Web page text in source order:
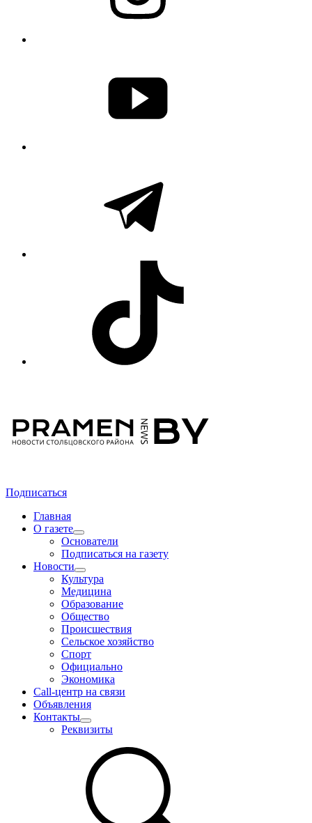
Подписаться
Главная
О газете
Основатели
Подписаться на газету
Новости
Культура
Медицина
Образование
Общество
Происшествия
Сельское хозяйство
Спорт
Официально
Экономика
Call-центр на связи
Объявления
Контакты
Реквизиты